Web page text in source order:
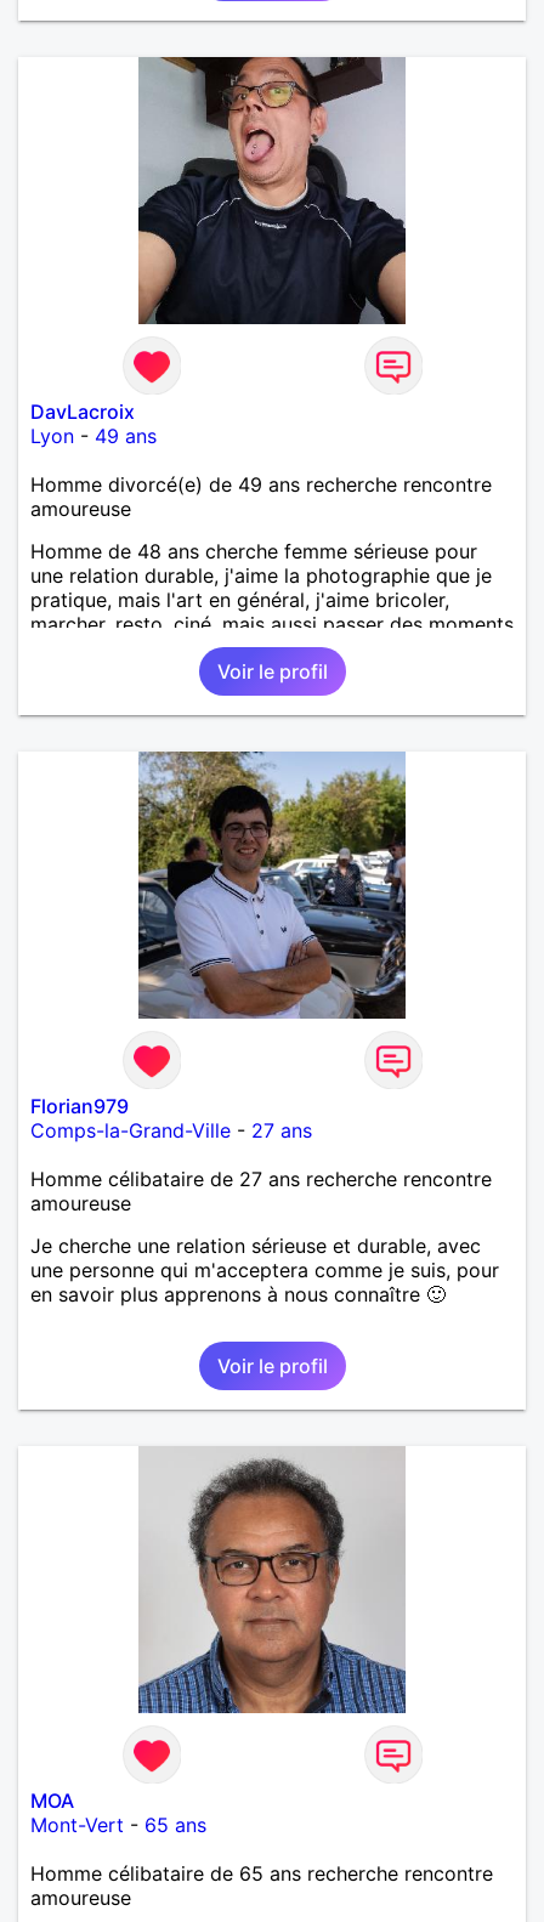
DavLacroix
Lyon - 49 ans
Homme divorcé(e) de 49 ans recherche rencontre
amoureuse
Homme de 48 ans cherche femme sérieuse pour
une relation durable, j'aime la photographie que je
pratique, mais l'art en général, j'aime bricoler,
marcher, resto, ciné, mais aussi passer des moments
calme devant un bon film ou une série avec un
plateau repas. le reste est à découvrir.
Voir le profil
Florian979
Comps-la-Grand-Ville - 27 ans
Homme célibataire de 27 ans recherche rencontre
amoureuse
Je cherche une relation sérieuse et durable, avec
une personne qui m'acceptera comme je suis, pour
en savoir plus apprenons à nous connaître 🙂
Voir le profil
MOA
Mont-Vert - 65 ans
Homme célibataire de 65 ans recherche rencontre
amoureuse